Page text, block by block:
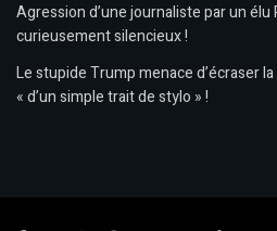
Agression d’une journaliste par un élu
curieusement silencieux !
Le stupide Trump menace d’écraser
« d’un simple trait de stylo » !